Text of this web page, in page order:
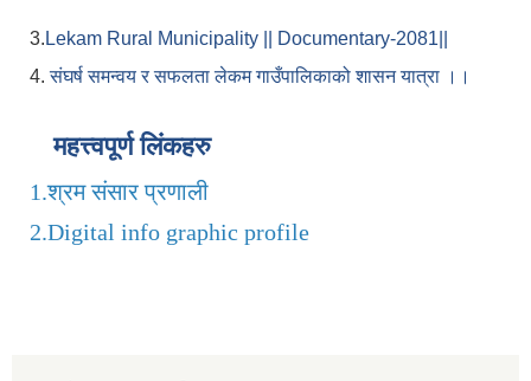
3. Lekam Rural Municipality || Documentary-2081||
4.संघर्ष समन्वय र सफलता लेकम गाउँपालिकाको शासन यात्रा ।।
महत्त्वपूर्ण लिंकहरु
1.श्रम संसार प्रणाली
2.Digital info graphic profile